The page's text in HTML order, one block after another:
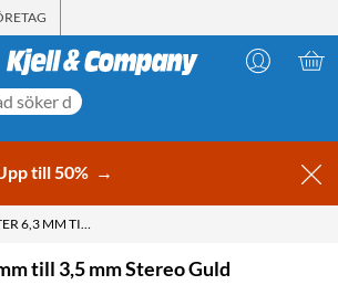
till 50% →
LJUDADAPTER 6,3 MM TILL 3,5 MM STEREO GULD
till 3,5 mm Stereo Guld